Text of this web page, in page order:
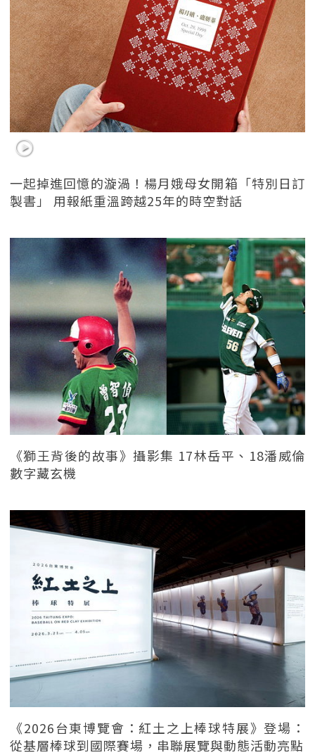
一起掉進回憶的漩渦！楊月娥母女開箱「特別日訂
製書」 用報紙重溫跨越25年的時空對話
《獅王背後的故事》攝影集 17林岳平、18潘威倫
數字藏玄機
《2026台東博覽會：紅土之上棒球特展》登場：
從基層棒球到國際賽場，串聯展覽與動態活動亮點